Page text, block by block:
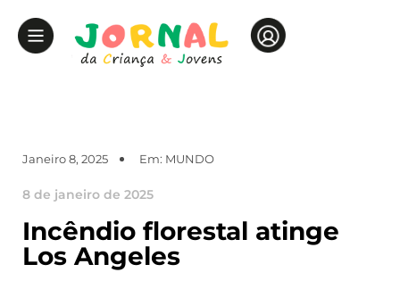
Janeiro 8, 2025 Em: MUNDO
8 de janeiro de 2025
Incêndio florestal atinge
Los Angeles